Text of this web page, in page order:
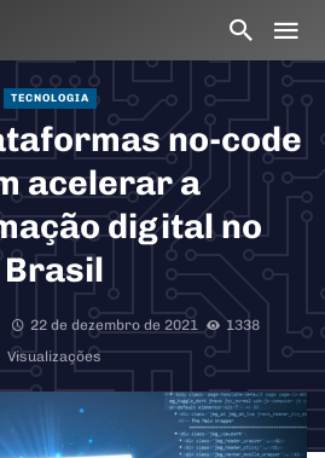
TECNOLOGIA
no-code
acelerar a
digital no
Brasil
22 de dezembro de 2021
1338
Visualizações